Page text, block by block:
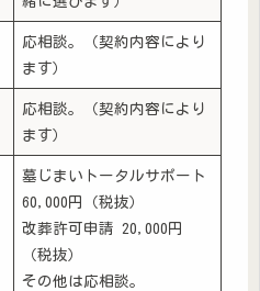
応相談。（契約内容により
ます）
応相談。（契約内容により
ます）
墓じまいトータルサポート
60,000円（税抜）
改葬許可申請 20,000円
（税抜）
その他は応相談。